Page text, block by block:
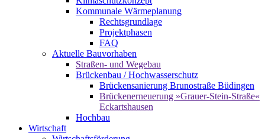
Kommunale Wärmeplanung
Rechtsgrundlage
Projektphasen
FAQ
Aktuelle Bauvorhaben
Straßen- und Wegebau
Brückenbau / Hochwasserschutz
Brückensanierung Brunostraße Büdingen
Brückenerneuerung »Grauer-Stein-Straße«
Eckartshausen
Hochbau
Wirtschaft